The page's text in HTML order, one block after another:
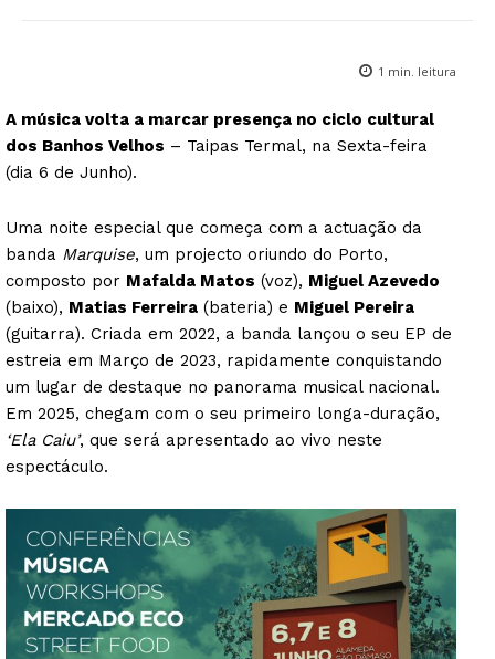
1 min. leitura
A música volta a marcar presença no ciclo cultural
dos Banhos Velhos – Taipas Termal, na Sexta-feira
(dia 6 de Junho).
Uma noite especial que começa com a actuação da
banda Marquise, um projecto oriundo do Porto,
composto por Mafalda Matos (voz), Miguel Azevedo
(baixo), Matias Ferreira (bateria) e Miguel Pereira
(guitarra). Criada em 2022, a banda lançou o seu EP de
estreia em Março de 2023, rapidamente conquistando
um lugar de destaque no panorama musical nacional.
Em 2025, chegam com o seu primeiro longa-duração,
‘Ela Caiu’, que será apresentado ao vivo neste
espectáculo.